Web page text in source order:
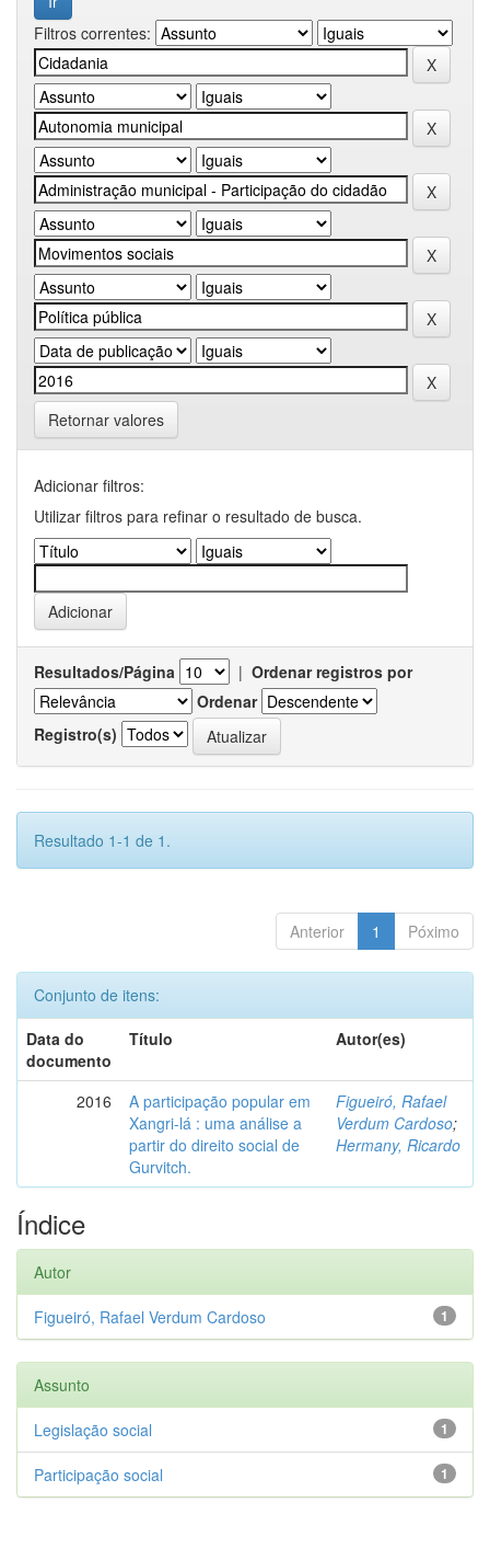
Filtros correntes:
Retornar valores
Adicionar filtros:
Utilizar filtros para refinar o resultado de busca.
Resultados/Página | Ordenar registros por
Ordenar
Registro(s)
Resultado 1-1 de 1.
Anterior 1 Póximo
Conjunto de itens:
Data do
documento
Título Autor(es)
2016
A participação popular em
Xangri-lá : uma análise a
partir do direito social de
Gurvitch.
Figueiró, Rafael
Verdum Cardoso;
Hermany, Ricardo
Índice
Autor
1
Figueiró, Rafael Verdum Cardoso
Assunto
1
Legislação social
1
Participação social